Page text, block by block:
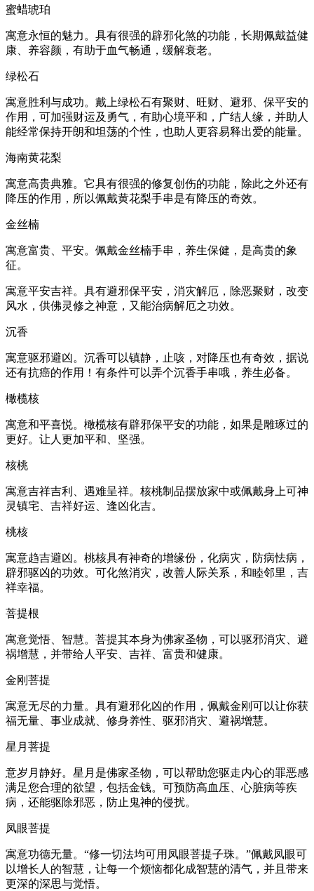
蜜蜡琥珀
寓意永恒的魅力。具有很强的辟邪化煞的功能，长期佩戴益健
康、养容颜，有助于血气畅通，缓解衰老。
绿松石
寓意胜利与成功。戴上绿松石有聚财、旺财、避邪、保平安的
作用，可加强财运及勇气，有助心境平和，广结人缘，并助人
能经常保持开朗和坦荡的个性，也助人更容易释出爱的能量。
海南黄花梨
寓意高贵典雅。它具有很强的修复创伤的功能，除此之外还有
降压的作用，所以佩戴黄花梨手串是有降压的奇效。
金丝楠
寓意富贵、平安。佩戴金丝楠手串，养生保健，是高贵的象
征。
寓意平安吉祥。具有避邪保平安，消灾解厄，除恶聚财，改变
风水，供佛灵修之神意，又能治病解厄之功效。
沉香
寓意驱邪避凶。沉香可以镇静，止咳，对降压也有奇效，据说
还有抗癌的作用！有条件可以弄个沉香手串哦，养生必备。
橄榄核
寓意和平喜悦。橄榄核有辟邪保平安的功能，如果是雕琢过的
更好。让人更加平和、坚强。
核桃
寓意吉祥吉利、遇难呈祥。核桃制品摆放家中或佩戴身上可神
灵镇宅、吉祥好运、逢凶化吉。
桃核
寓意趋吉避凶。桃核具有神奇的增缘份，化病灾，防病怯病，
辟邪驱凶的功效。可化煞消灾，改善人际关系，和睦邻里，吉
祥幸福。
菩提根
寓意觉悟、智慧。菩提其本身为佛家圣物，可以驱邪消灾、避
祸增慧，并带给人平安、吉祥、富贵和健康。
金刚菩提
寓意无尽的力量。具有避邪化凶的作用，佩戴金刚可以让你获
福无量、事业成就、修身养性、驱邪消灾、避祸增慧。
星月菩提
意岁月静好。星月是佛家圣物，可以帮助您驱走内心的罪恶感
满足您合理的欲望，包括金钱。可预防高血压、心脏病等疾
病，还能驱除邪恶，防止鬼神的侵扰。
凤眼菩提
寓意功德无量。“修一切法均可用凤眼菩提子珠。”佩戴凤眼可
以增长人的智慧，让每一个烦恼都化成智慧的清气，并且带来
更深的深思与觉悟。